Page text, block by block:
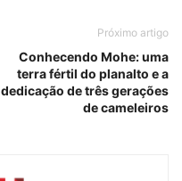
Próximo artigo
Conhecendo Mohe: uma
terra fértil do planalto e a
dedicação de três gerações
de cameleiros